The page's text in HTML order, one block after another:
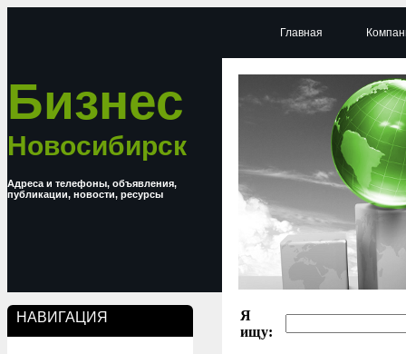
Бизнес
Новосибирск
Адреса и телефоны, объявления,
публикации, новости, ресурсы
НАВИГАЦИЯ
Главная
Я
ищу: